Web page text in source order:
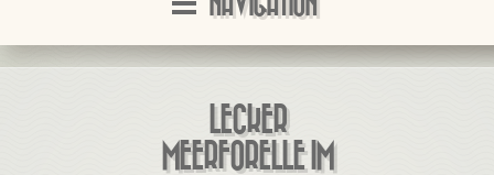
LECKER
MEERFORELLE IM